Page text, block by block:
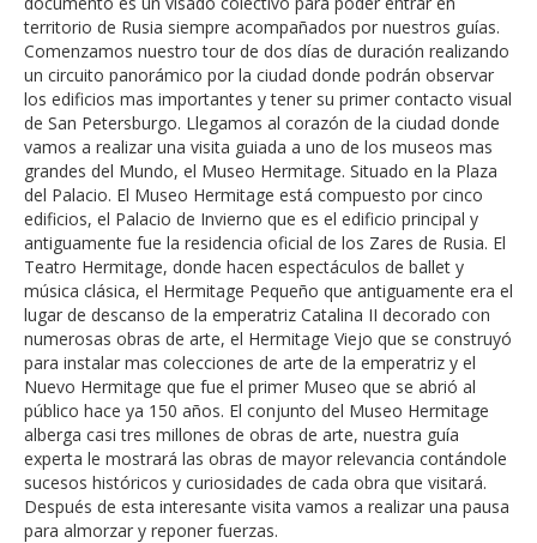
territorio de Rusia siempre acompañados por nuestros guías.
Comenzamos nuestro tour de dos días de duración realizando
un circuito panorámico por la ciudad donde podrán observar
los edificios mas importantes y tener su primer contacto visual
de San Petersburgo. Llegamos al corazón de la ciudad donde
vamos a realizar una visita guiada a uno de los museos mas
grandes del Mundo, el Museo Hermitage. Situado en la Plaza
del Palacio. El Museo Hermitage está compuesto por cinco
edificios, el Palacio de Invierno que es el edificio principal y
antiguamente fue la residencia oficial de los Zares de Rusia. El
Teatro Hermitage, donde hacen espectáculos de ballet y
música clásica, el Hermitage Pequeño que antiguamente era el
lugar de descanso de la emperatriz Catalina II decorado con
numerosas obras de arte, el Hermitage Viejo que se construyó
para instalar mas colecciones de arte de la emperatriz y el
Nuevo Hermitage que fue el primer Museo que se abrió al
público hace ya 150 años. El conjunto del Museo Hermitage
alberga casi tres millones de obras de arte, nuestra guía
experta le mostrará las obras de mayor relevancia contándole
sucesos históricos y curiosidades de cada obra que visitará.
Después de esta interesante visita vamos a realizar una pausa
para almorzar y reponer fuerzas.